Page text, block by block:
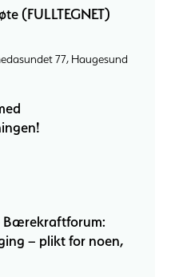
(FULLTEGNET)
77, Haugesund
Bærekraftforum:
– plikt for noen,